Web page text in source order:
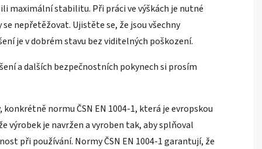
maximální stabilitu. Při práci ve výškách je nutné
nepřetěžovat. Ujistěte se, že jsou všechny
je v dobrém stavu bez viditelných poškození.
a dalších bezpečnostních pokynech si prosím
normu ČSN EN 1004-1, která je evropskou
je navržen a vyroben tak, aby splňoval
při používání. Normy ČSN EN 1004-1 garantují, že